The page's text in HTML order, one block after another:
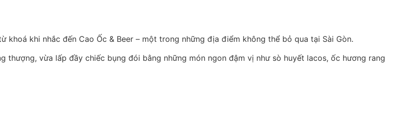
khi nhắc đến Cao Ốc & Beer – một trong những địa điểm không thể bỏ qua tại Sài Gòn.
vừa lấp đầy chiếc bụng đói bằng những món ngon đậm vị như sò huyết lacos, ốc hương rang